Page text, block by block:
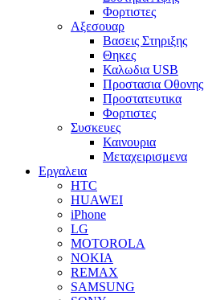
Φορτιστες
Αξεσουαρ
Βασεις Στηριξης
Θηκες
Καλωδια USB
Προστασια Οθονης
Προστατευτικα
Φορτιστες
Συσκευες
Καινουρια
Μεταχειρισμενα
Εργαλεια
HTC
HUAWEI
iPhone
LG
MOTOROLA
NOKIA
REMAX
SAMSUNG